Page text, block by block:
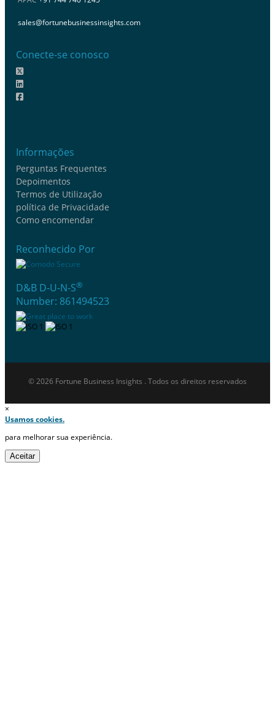
sales@fortunebusinessinsights.com
Conecte-se conosco
Informações
Perguntas Frequentes
Depoimentos
Termos de Utilização
política de Privacidade
Como encomendar
Reconhecido Por
D&B D-U-N-S®
Number: 861494523
© 2026 Fortune Business Insights . Todos os direitos reservados
×
Usamos cookies.
para melhorar sua experiência.
Aceitar